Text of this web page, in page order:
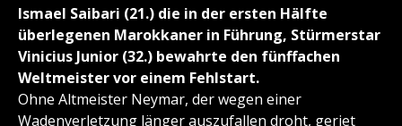
Ismael Saibari (21.) die in der ersten Hälfte
überlegenen Marokkaner in Führung, Stürmerstar
Vinicius Junior (32.) bewahrte den fünffachen
Weltmeister vor einem Fehlstart.
Ohne Altmeister Neymar, der wegen einer
Wadenverletzung länger auszufallen droht, geriet